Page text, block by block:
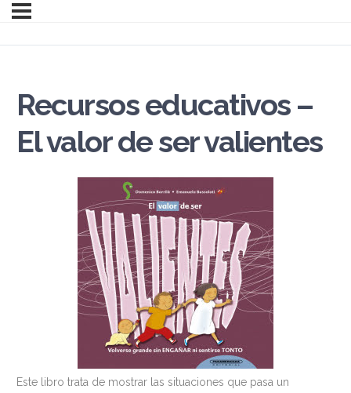
Recursos educativos –
El valor de ser valientes
Este libro trata de mostrar las situaciones que pasa un